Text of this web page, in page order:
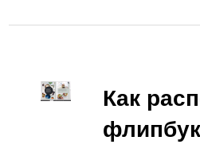
Как
флипбук